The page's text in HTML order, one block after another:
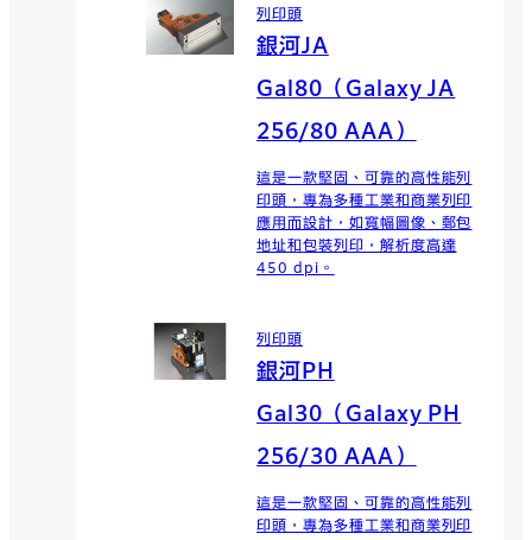
列印頭
銀河JA
Gal80（Galaxy JA
256/80 AAA）
這是一款堅固、可靠的高性能列
印頭，專為多種工業和商業列印
應用而設計，如寬幅圖像、郵包
地址和包裝列印，解析度高達
450 dpi。
列印頭
銀河PH
Gal30（Galaxy PH
256/30 AAA）
這是一款堅固、可靠的高性能列
印頭，專為多種工業和商業列印